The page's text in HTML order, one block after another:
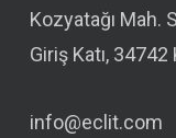
Kozyatağı Mah.
Giriş Katı,
info@eclit.com